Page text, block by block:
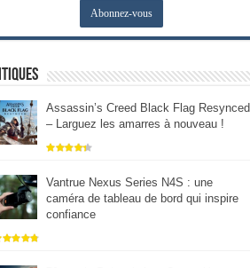
Assassin’s Creed Black Flag Resynced
– Larguez les amarres à nouveau !
Vantrue Nexus Series N4S : une
caméra de tableau de bord qui inspire
confiance